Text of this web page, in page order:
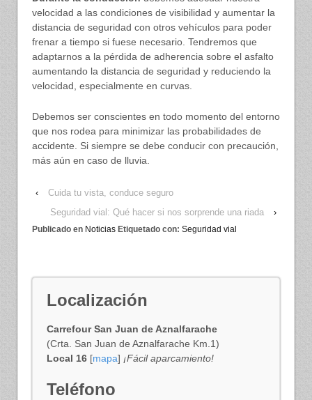
velocidad a las condiciones de visibilidad y aumentar la
distancia de seguridad con otros vehículos para poder
frenar a tiempo si fuese necesario. Tendremos que
adaptarnos a la pérdida de adherencia sobre el asfalto
aumentando la distancia de seguridad y reduciendo la
velocidad, especialmente en curvas.
Debemos ser conscientes en todo momento del entorno
que nos rodea para minimizar las probabilidades de
accidente. Si siempre se debe conducir con precaución,
más aún en caso de lluvia.
‹
Cuida tu vista, conduce seguro
Seguridad vial: Qué hacer si nos sorprende una riada
›
Publicado en Noticias Etiquetado con: Seguridad vial
Localización
Carrefour San Juan de Aznalfarache
(Crta. San Juan de Aznalfarache Km.1)
Local 16 [mapa] ¡Fácil aparcamiento!
Teléfono